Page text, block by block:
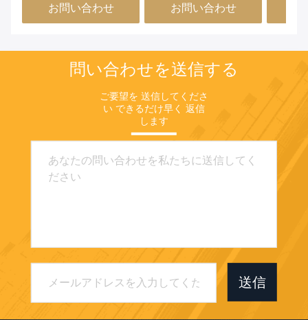
お問い合わせ お問い合わせ
問い合わせを送信する
ご要望を 送信してくださ
い できるだけ早く 返信
します
送信